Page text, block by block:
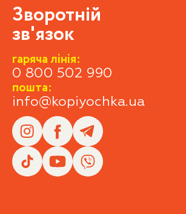
Зворотній
зв'язок
гаряча лінія:
0 800 502 990
пошта:
info@kopiyochka.ua